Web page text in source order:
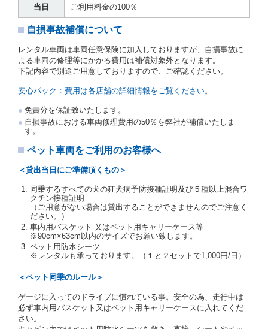
運転者の氏名、住所、運転免許の種類及び運転免許証
写しを添付するため、貸渡契約の締結にあたり、借受
人に対し、借受人の指定する運転者（以下「運転者」
といいます。）の運転免許証の提示を求めるほか、そ
の写しの提出を求めることがあります。この場合、借
受人は、自己が運転者であるときは自己の運転免許証
の運転免許証を提示するものとします。
交通局長通達「レンタカーに関する基本通達」（自
旅第138号 平成7年6月13日）の２．(10)及び(11)の
注２）運転免許証とは、道路交通法第９２条に規定
される運転免許証のうち、道路交通法施行規則第１
９条別記様式第１４の書式の運転免許証をいいま
す。
当社は、貸渡契約の締結にあたり、借受人及び運転者
に対し、運転免許証のほかに本人確認ができる書類の
提示を求め、及び提出された書類の写しをとることが
あります。
当社は、貸渡契約の締結にあたり、借受期間中に借受
人及び運転者と連絡するための携帯電話番号等の告知
を求めます。
レジットカード若しくは現金による支払いを求め、又
借受人は契約後の借受期間の延長はできないものとし
ます。
当社は、借受人又は運転者が前3項に従わない場合
当日 ご利用料金の100％
自損事故補償について
レンタル車両は車両任意保険に加入しておりますが、自損事故に
よる車両の修理等にかかる費用は補償対象外となります。
下記内容で別途ご用意しておりますので、ご確認ください。
安心パック：費用は各店舗の詳細情報をご覧ください。
免責分を保証致いたします。
自損事故における車両修理費用の50％を弊社が補償いたしま
す。
ペット車両をご利用のお客様へ
＜貸出当日にご準備頂くもの＞
同乗するすべての犬の狂犬病予防接種証明及び５種以上混合ワ
クチン接種証明
（ご用意がない場合は貸出することができませんのでご注意く
ださい。）
車内用バスケット 又はペット用キャリーケース等
※90cm×63cm以内のサイズでお願い致します。
ペット用防水シーツ
※レンタルも承っております。（１と２セットで1,000円/日）
＜ペット同乗のルール＞
ゲージに入ってのドライブに慣れている事。安全の為、走行中は
必ず車内用バスケット又はペット用キャリーケースに入れてくだ
さい。